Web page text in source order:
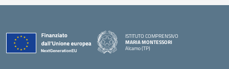
ISTITUTO COMPRENSIVO
MARIA MONTESSORI
Alcamo (TP)